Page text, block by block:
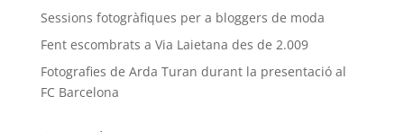
Sessions fotogràfiques per a bloggers de moda
Fent escombrats a Via Laietana des de 2.009
Fotografies de Arda Turan durant la presentació al
FC Barcelona